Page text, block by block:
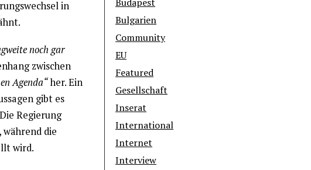
in
noch gar
zwischen
Agenda“her. Ein
gibt es
Regierung
die
wird.
Bulgarien
Community
EU
Featured
Gesellschaft
Inserat
International
Internet
Interview